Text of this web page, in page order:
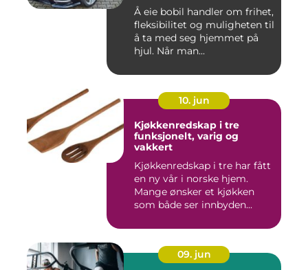
Å eie bobil handler om frihet,
fleksibilitet og muligheten til
å ta med seg hjemmet på
hjul. Når man...
10. jun
Kjøkkenredskap i tre
funksjonelt, varig og
vakkert
Kjøkkenredskap i tre har fått
en ny vår i norske hjem.
Mange ønsker et kjøkken
som både ser innbyden...
09. jun